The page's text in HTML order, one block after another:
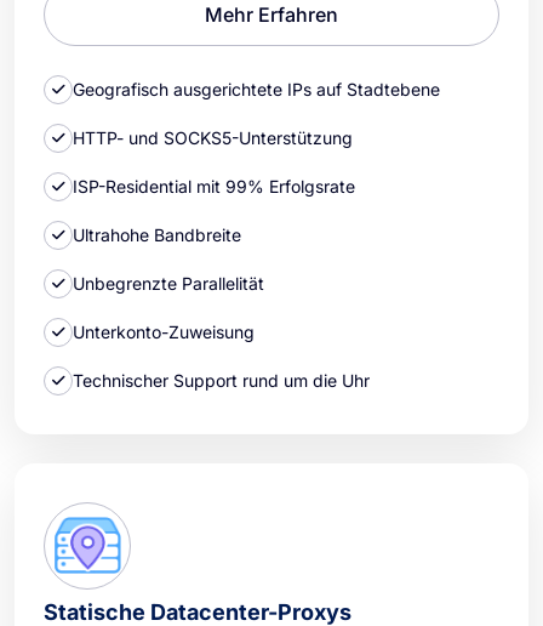
Mehr Erfahren
Geografisch ausgerichtete IPs auf Stadtebene
HTTP- und SOCKS5-Unterstützung
ISP-Residential mit 99% Erfolgsrate
Ultrahohe Bandbreite
Unbegrenzte Parallelität
Unterkonto-Zuweisung
Technischer Support rund um die Uhr
Statische Datacenter-Proxys